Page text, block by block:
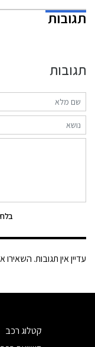
תגובות
תגובות
עדיין אין תגובות.
קטלוג רכב